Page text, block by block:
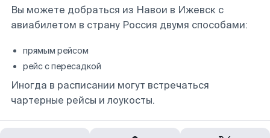
Вы можете добраться из Навои в Ижевск с
авиабилетом в страну Россия двумя способами:
прямым рейсом
рейс с пересадкой
Иногда в расписании могут встречаться
чартерные рейсы и лоукосты.